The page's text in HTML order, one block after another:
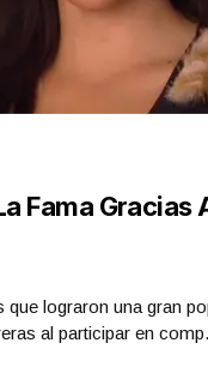
Fama Gracias
que lograron una gran
al participar en